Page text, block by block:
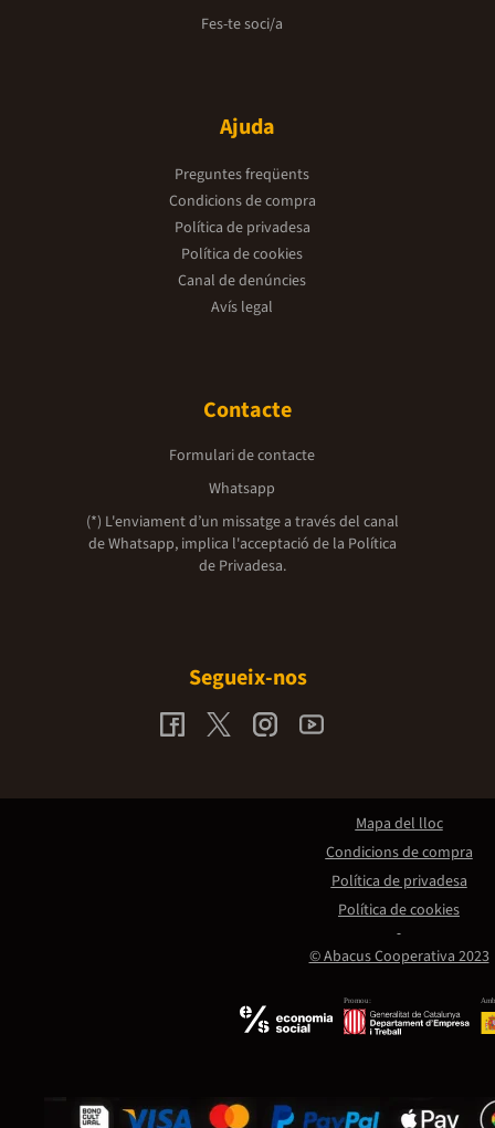
Fes-te soci/a
Ajuda
Preguntes freqüents
Condicions de compra
Política de privadesa
Política de cookies
Canal de denúncies
Avís legal
Contacte
Formulari de contacte
Whatsapp
(*) L'enviament d’un missatge a través del canal
de Whatsapp, implica l'acceptació de la Política
de Privadesa.
Segueix-nos
Promou:
© Abacus Cooperativa 2023
Mapa del lloc
Condicions de compra
Política de privadesa
Política de cookies